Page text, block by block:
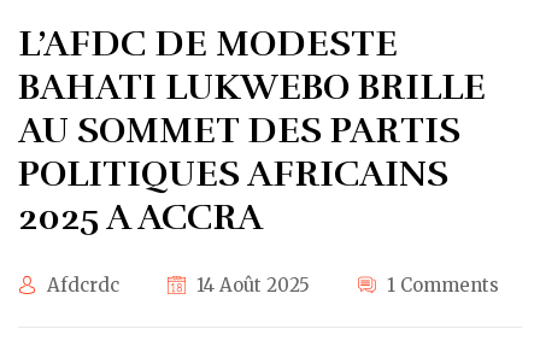
L’AFDC DE MODESTE
BAHATI LUKWEBO BRILLE
AU SOMMET DES PARTIS
POLITIQUES AFRICAINS
2025 A ACCRA
Afdcrdc 14 Août 2025 1 Comments